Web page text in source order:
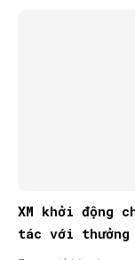
XM khởi động
tác với thưởng